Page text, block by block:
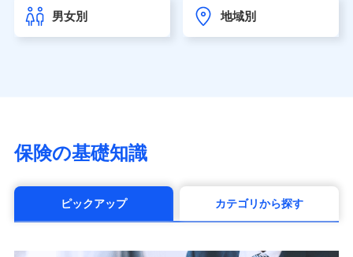
東京海上日動あんしん生命保険株式会社
（https://www.tmn-anshin.co.jp/）
マニュライフ生命保険株式会社
（https://www.manulife.co.jp/）
（https://www.msa-life.co.jp/）
メットライフ生命株式会社(https://www.metlife.co.jp/)
男女別 地域別
保険の基礎知識
ピックアップ カテゴリから探す